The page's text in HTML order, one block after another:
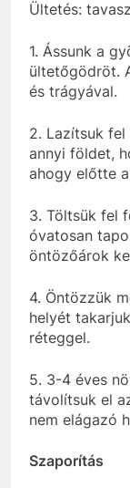
Ültetés:
1. Ássunk a
ültetőgödröt.
és trágyával.
2. Lazítsuk
annyi földet,
ahogy előtte
3. Töltsük fel
óvatosan
öntözőárok
4. Öntözzük
helyét
réteggel.
5. 3-4 éves
távolítsuk el
nem elágazó
Szaporítás